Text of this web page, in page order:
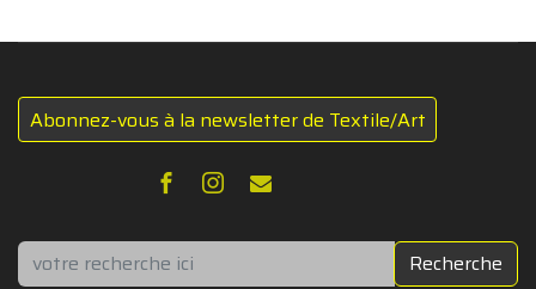
Abonnez-vous à la newsletter de Textile/Art
Rechercher Recherche